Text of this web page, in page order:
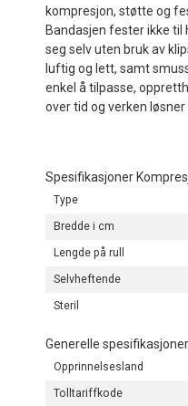
kompresjon, støtte og
Bandasjen fester ikke til
seg selv uten bruk av
luftig og lett, samt
enkel å tilpasse,
over tid og verken
Spesifikasjoner
Type
Bredde i cm
Lengde på rull
Selvheftende
Steril
Generelle spesifikasjoner
Opprinnelsesland
Tolltariffkode